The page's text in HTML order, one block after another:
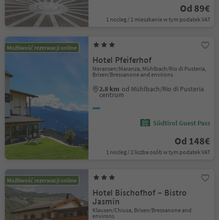
Od 89€
1 nocleg / 1 mieszkanie w tym podatek VAT
Możliwość rezerwacji online
Hotel Pfeiferhof
Meransen/Maranza, Mühlbach/Rio di Pusteria,
Brixen/Bressanone and environs
2.8 km od Mühlbach/Rio di Pusteria
centrum
Südtirol Guest Pass
Od 148€
1 nocleg / 2 liczba osób w tym podatek VAT
Możliwość rezerwacji online
Hotel Bischofhof – Bistro
Jasmin
Klausen/Chiusa, Brixen/Bressanone and
environs